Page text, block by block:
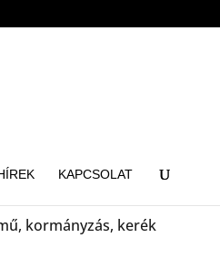
KAPCSOLAT
kormányzás, kerék